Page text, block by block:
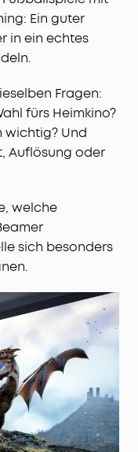
Ein guter
in ein echtes
Fragen:
fürs Heimkino?
wichtig? Und
Auflösung oder
welche
sich besonders